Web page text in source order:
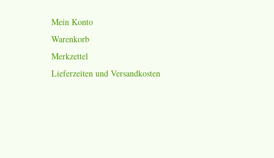
Mein Konto
Warenkorb
Merkzettel
Lieferzeiten und Versandkosten